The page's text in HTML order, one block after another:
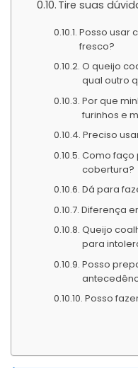
Tire suas
Posso usar
fresco?
O queijo
qual outro
Por que
furinhos e
Preciso
Como faço
cobertura?
Dá para
Diferença
Queijo
para
Posso
Posso